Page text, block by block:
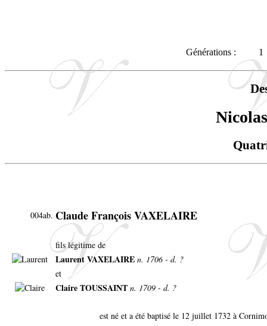
Générations : 1
004ab. Claude François VAXELAIRE
fils légitime de
Laurent VAXELAIRE n. 1706 - d. ?
et
Claire TOUSSAINT n. 1709 - d. ?
est né et a été baptisé le 12 juillet 1732 à